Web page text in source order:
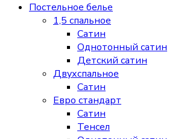
Постельное белье
1,5 спальное
Сатин
Однотонный сатин
Детский сатин
Двухспальное
Сатин
Евро стандарт
Сатин
Тенсел